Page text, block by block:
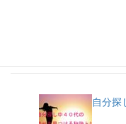
自分探